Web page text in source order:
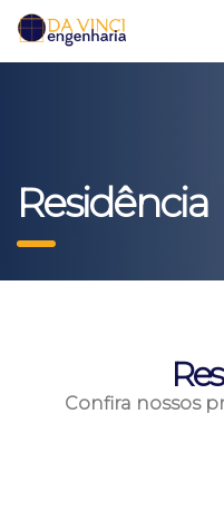
Residência
Confira nossos